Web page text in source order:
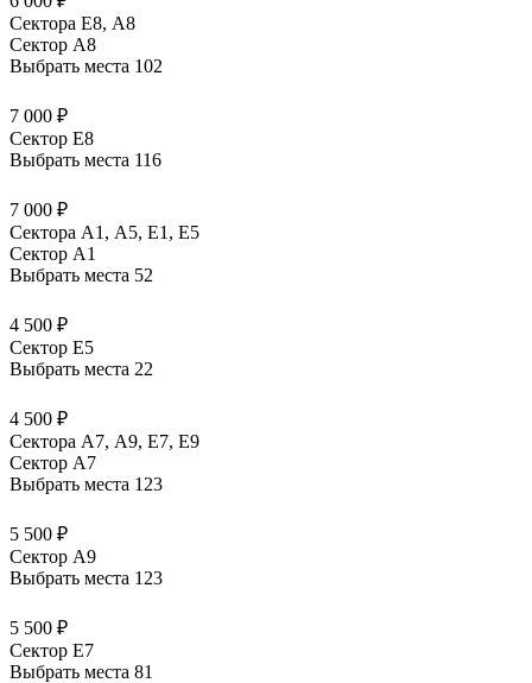
Сектора Е8, А8
Сектор A8
Выбрать места 102
7 000 ₽
Сектор E8
Выбрать места 116
7 000 ₽
Сектора А1, А5, Е1, Е5
Сектор A1
Выбрать места 52
4 500 ₽
Сектор E5
Выбрать места 22
4 500 ₽
Сектора А7, А9, Е7, Е9
Сектор A7
Выбрать места 123
5 500 ₽
Сектор A9
Выбрать места 123
5 500 ₽
Сектор E7
Выбрать места 81